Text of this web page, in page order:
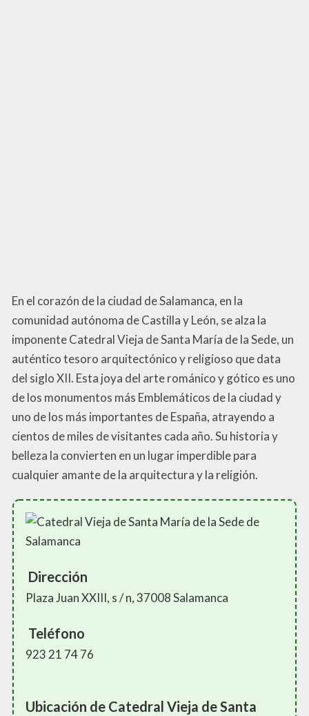
En el corazón de la ciudad de Salamanca, en la
comunidad autónoma de Castilla y León, se alza la
imponente Catedral Vieja de Santa María de la Sede, un
auténtico tesoro arquitectónico y religioso que data
del siglo XII. Esta joya del arte románico y gótico es uno
de los monumentos más Emblemáticos de la ciudad y
uno de los más importantes de España, atrayendo a
cientos de miles de visitantes cada año. Su historia y
belleza la convierten en un lugar imperdible para
cualquier amante de la arquitectura y la religión.
Dirección
Plaza Juan XXIII, s / n, 37008 Salamanca
Teléfono
923 21 74 76
Ubicación de Catedral Vieja de Santa